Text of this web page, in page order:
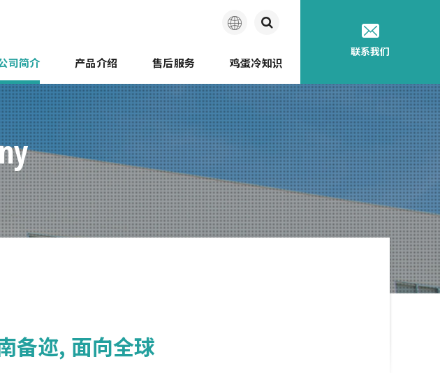
司简介
南备迩脉络 南备迩的历史
产品介绍
手动包装装置 包装 种蛋 鸡蛋品质测定装置
售后服务 鸡蛋冷知识
KENZO老师的鸡蛋讲座 蛋品图鉴 鸡蛋如何到您家
体
中
文
联系我们
备迩, 面向全球